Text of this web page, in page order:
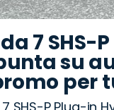
7 SHS-
su
per